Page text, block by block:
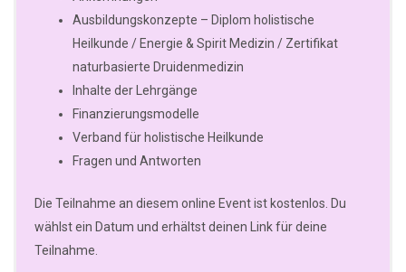
Ausbildungskonzepte – Diplom holistische
Heilkunde / Energie & Spirit Medizin / Zertifikat
naturbasierte Druidenmedizin
Inhalte der Lehrgänge
Finanzierungsmodelle
Verband für holistische Heilkunde
Fragen und Antworten
Die Teilnahme an diesem online Event ist kostenlos. Du
wählst ein Datum und erhältst deinen Link für deine
Teilnahme.